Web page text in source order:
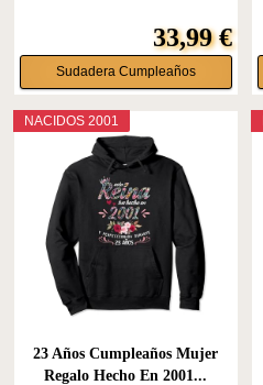
33,99 €
Sudadera Cumpleaños
NACIDOS 2001
23 Años Cumpleaños Mujer
Regalo Hecho En 2001...